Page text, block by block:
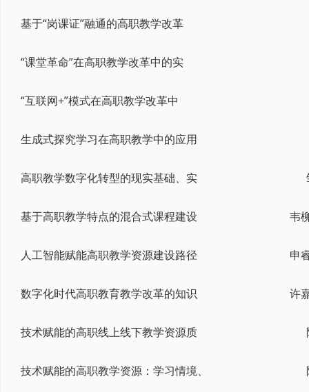
基于“岗课证”融通的高职教学改革
“课堂革命”在高职教学改革中的实
“互联网+”模式在高职教学改革中
生成式探究学习在高职教学中的应用
高职教学数字化转型的现实基础、实
基于高职教学特点的混合式课程建设
人工智能赋能高职教学资源建设路径
数字化时代高职教育教学改革的知识
技术赋能的高职线上线下教学资源质
技术赋能的高职教学资源：学习情境、